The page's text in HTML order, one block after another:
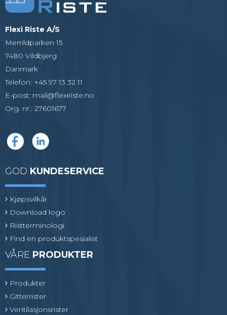
Flexi Riste A/S
Merrildparken 15
7480 Vildbjerg
Danmark
Telefon: +45 97 13 32 11
E-post: mail@flexiriste.no
Org. nr. : 27601677
GOD KUNDESERVICE
Kjøpsvilkår
Download logo
Ristterminologi
Find en produktspesialist
VÅRE PRODUKTER
Produkter
Gitterrister
Ventilasjonsrister